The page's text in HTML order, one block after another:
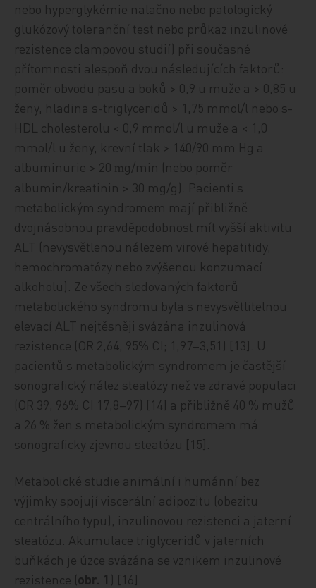
nebo hyperglykémie nalačno nebo patologický
glukózový toleranční test nebo průkaz inzulinové
rezistence clampovou studií) při současné
přítomnosti alespoň dvou následujících faktorů:
poměr obvodu pasu a boků > 0,9 u muže a > 0,85 u
ženy, hladina s-triglyceridů > 1,75 mmol/l nebo s-
HDL cholesterolu < 0,9 mmol/l u muže a < 1,0
mmol/l u ženy, krevní tlak > 140/90 mm Hg a
albuminurie > 20 mg/min (nebo poměr
albumin/kreatinin > 30 mg/g). Pacienti s
metabolickým syndromem mají přibližně
dvojnásobnou pravděpodobnost mít vyšší aktivitu
ALT (nevysvětlenou nálezem virové hepatitidy,
hemochromatózy nebo zvýšenou konzumací
alkoholu). Ze všech sledovaných faktorů
metabolického syndromu byla s nevysvětlitelnou
elevací ALT nejtěsněji svázána inzulinová
rezistence (OR 2,64, 95% CI; 1,97–3,51) [13]. U
pacientů s metabolickým syndromem je častější
sonografický nález steatózy než ve zdravé populaci
(OR 39, 96% CI 17,8–97) [14] a přibližně 40 % mužů
a 26 % žen s metabolickým syndromem má
sonograficky zjevnou steatózu [15].
Metabolické studie animální i humánní bez
výjimky spojují viscerální adipozitu (obezitu
centrálního typu), inzulinovou rezistenci a jaterní
steatózu. Akumulace triglyceridů v jaterních
buňkách je úzce svázána se vznikem inzulinové
rezistence (obr. 1 ) [16].